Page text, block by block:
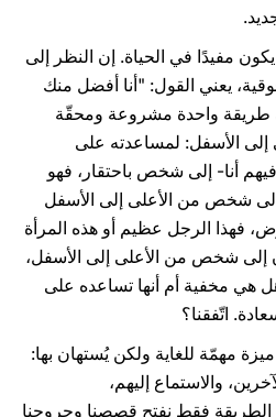
مفيدًا في الحياة. إن النظر إلى
يعني القول: "أنا أفضل منك
طريقة واحدة مشروعة ومحقّة
الأسفل: لمساعدته على
أنا- إلى شخص باحتقار، فهو
شخص من الأعلى إلى الأسفل
فهذا الرجل عظيم أو هذه المرأة
إلى شخص من الأعلى إلى الأسفل،
هي مخفية أم أنها تساعده على
اتّفقنا؟
مهمّة للغاية ولكن يُستهان بها:
والاستماع إليهم،
فقط نفتح قصصنا وجروحنا